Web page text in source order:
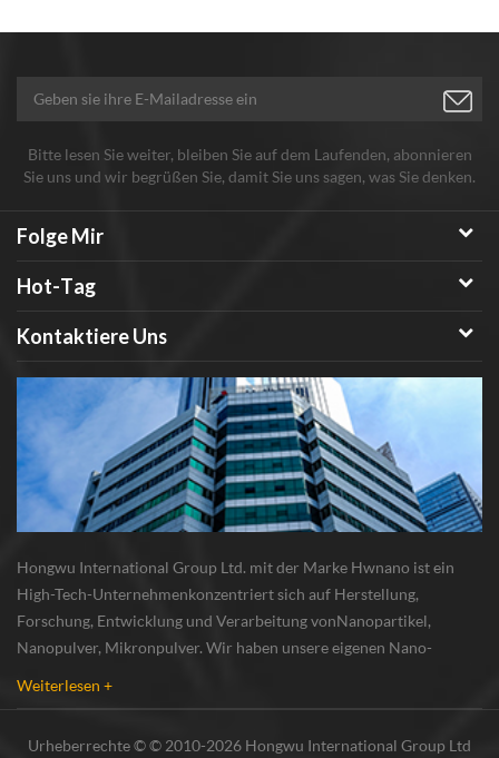
Bitte lesen Sie weiter, bleiben Sie auf dem Laufenden, abonnieren
Sie uns und wir begrüßen Sie, damit Sie uns sagen, was Sie denken.
Folge Mir
Hot-Tag
Kontaktiere Uns
Hongwu International Group Ltd. mit der Marke Hwnano ist ein
High-Tech-Unternehmenkonzentriert sich auf Herstellung,
Forschung, Entwicklung und Verarbeitung vonNanopartikel,
Nanopulver, Mikronpulver. Wir haben unsere eigenen Nano-
Weiterlesen +
Urheberrechte © © 2010-2026 Hongwu International Group Ltd